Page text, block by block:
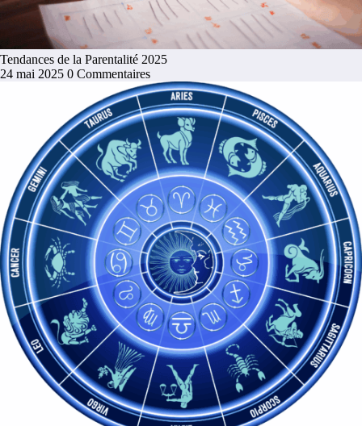
Tendances de la Parentalité 2025
24 mai 2025 0 Commentaires